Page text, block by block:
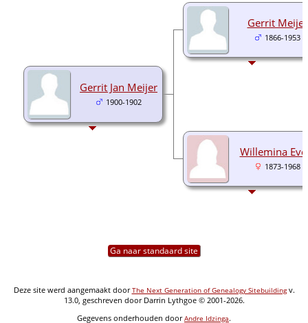
Gerrit Jan Meijer
1900-1902
Gerrit Meijer
1866-1953
Willemina
1873-1968
Ga naar standaard site
Deze site werd aangemaakt doorThe Next Generation of Genealogy Sitebuildingv.
13.0, geschreven door Darrin Lythgoe © 2001-2026.
Gegevens onderhouden doorAndre Idzinga.